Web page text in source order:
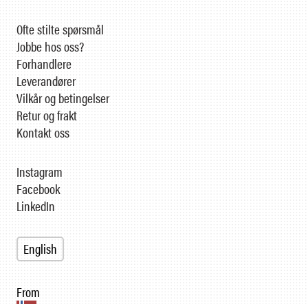
Ofte stilte spørsmål
Jobbe hos oss?
Forhandlere
Leverandører
Vilkår og betingelser
Retur og frakt
Kontakt oss
From
Instagram
Facebook
LinkedIn
English